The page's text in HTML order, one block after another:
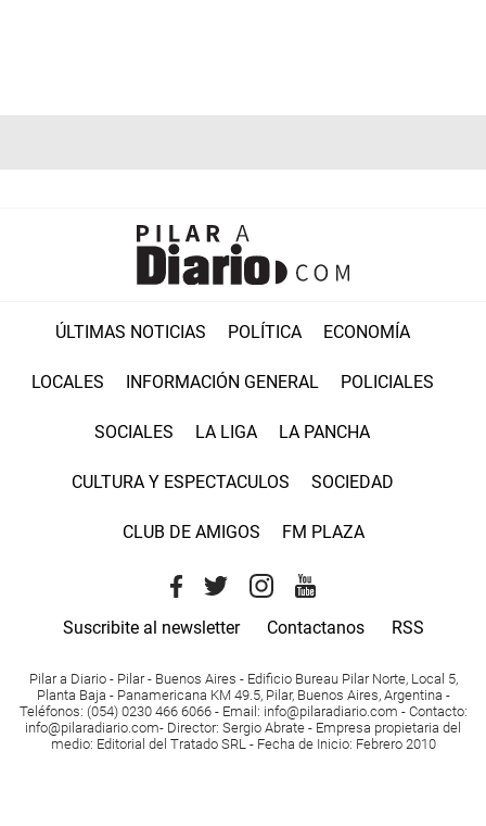
ÚLTIMAS NOTICIAS POLÍTICA ECONOMÍA
LOCALES INFORMACIÓN GENERAL POLICIALES
SOCIALES LA LIGA LA PANCHA
CULTURA Y ESPECTACULOS SOCIEDAD
CLUB DE AMIGOS FM PLAZA
Suscribite al newsletter Contactanos RSS
Pilar a Diario - Pilar - Buenos Aires - Edificio Bureau Pilar Norte, Local 5,
Planta Baja - Panamericana KM 49.5, Pilar, Buenos Aires, Argentina -
Teléfonos: (054) 0230 466 6066 - Email : info@pilaradiario.com - Contacto:
info@pilaradiario.com- Director: Sergio Abrate - Empresa propietaria del
medio: Editorial del Tratado SRL - Fecha de Inicio: Febrero 2010